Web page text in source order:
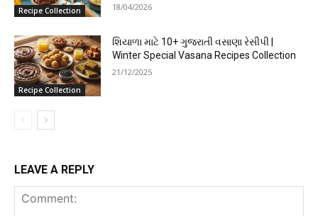
Recipe Collection 18/04/2026
Recipe Collection
શિયાળા માટે 10+ ગુજરાતી વસાણા રેસીપી |
Winter Special Vasana Recipes Collection
21/12/2025
LEAVE A REPLY